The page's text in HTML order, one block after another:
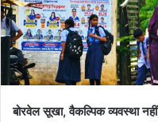
बोरवेल सूखा, वैकल्पिक व्यवस्था